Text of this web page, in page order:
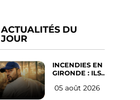
ACTUALITÉS DU
JOUR
INCENDIES EN
GIRONDE : ILS
D’ABANDONNER
05 août 2026